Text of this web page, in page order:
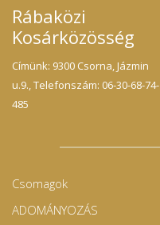
Rábaközi
Kosárközösség
Címünk: 9300 Csorna, Jázmin
u.9., Telefonszám: 06-30-68-74-
485
Csomagok
ADOMÁNYOZÁS